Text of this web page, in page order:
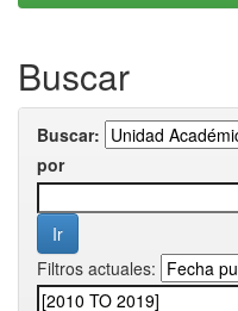
Buscar
Buscar:
por
Filtros actuales: